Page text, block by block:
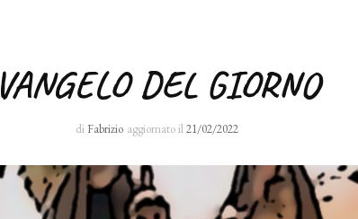
Sacro Manto
Rosario 24 H
VANGELO DEL GIORNO
di Fabrizio aggiornato il21/02/2022